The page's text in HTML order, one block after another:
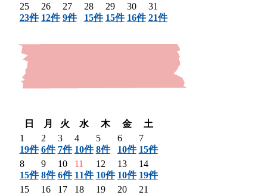
25
23件
26
12件
27
9件
28
15件
29
15件
30
16件
31
21件
日
月 火 水 木 金
土
1
19件
2
6件
3
7件
4
10件
5
8件
6
10件
7
15件
8
15件
9
8件
10
6件
11
11件
12
10件
13
10件
14
19件
15
16
17
18
19
20
21